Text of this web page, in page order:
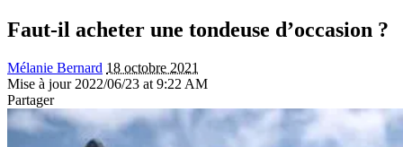
Faut-il acheter une tondeuse d’occasion ?
Mélanie Bernard 18 octobre 2021
Mise à jour 2022/06/23 at 9:22 AM
Partager